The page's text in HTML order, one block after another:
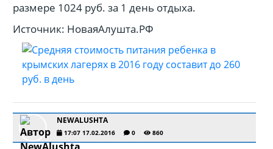
размере 1024 руб. за 1 день отдыха.
Источник: НоваяАлушта.РФ
NEWALUSHTA
17:07 17.02.2016 0 860